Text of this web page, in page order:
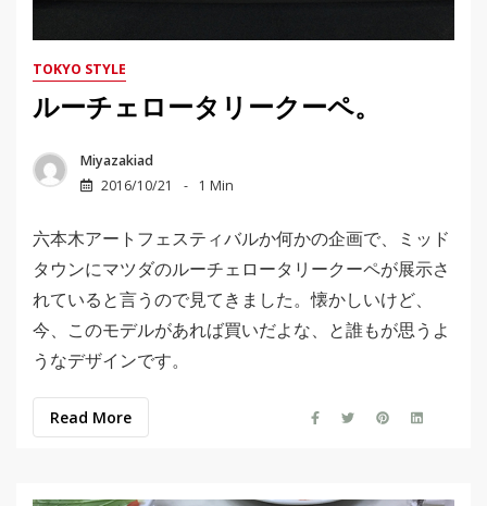
TOKYO STYLE
ルーチェロータリークーペ。
Miyazakiad
2016/10/21
1 Min
六本木アートフェスティバルか何かの企画で、ミッド
タウンにマツダのルーチェロータリークーペが展示さ
れていると言うので見てきました。懐かしいけど、
今、このモデルがあれば買いだよな、と誰もが思うよ
うなデザインです。
Read More